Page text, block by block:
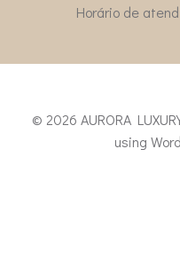
Horário de
© 2026 AURORA
using